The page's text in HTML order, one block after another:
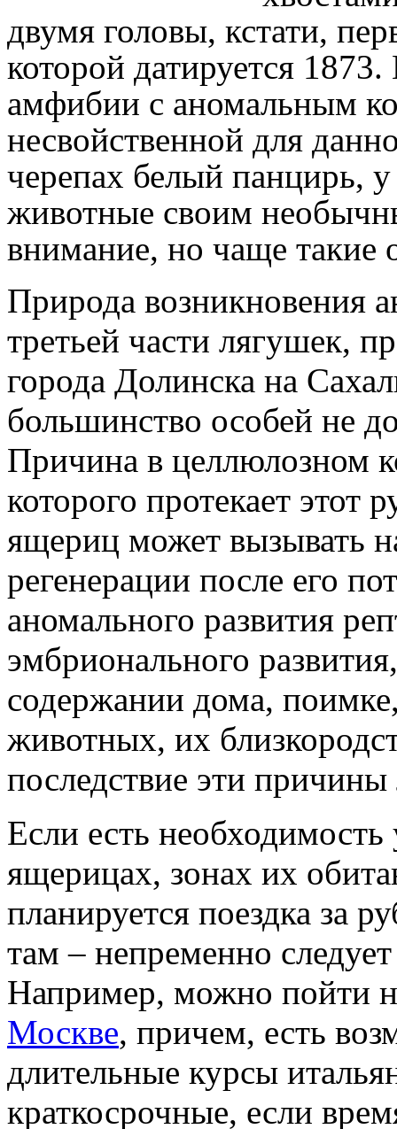
двумя головы, кстати,
которой датируется
амфибии с аномальным
несвойственной для
черепах белый панцирь,
животные своим
внимание, но чаще такие
Природа возникновения
третьей части лягушек,
города Долинска на
большинство особей не
Причина в целлюлозном
которого протекает этот
ящериц может вызывать
регенерации после его
аномального развития
эмбрионального
содержании дома,
животных, их
последствие эти причины
Если есть
ящерицах, зонах их
планируется поездка за
там – непременно
Например, можно пойти
Москве, причем, есть
длительные курсы
краткосрочные, если